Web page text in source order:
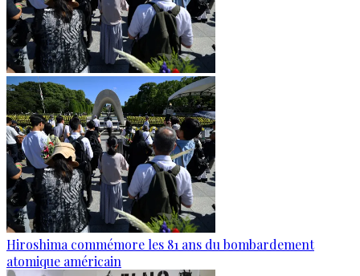
Hiroshima commémore les 81 ans du bombardement
atomique américain